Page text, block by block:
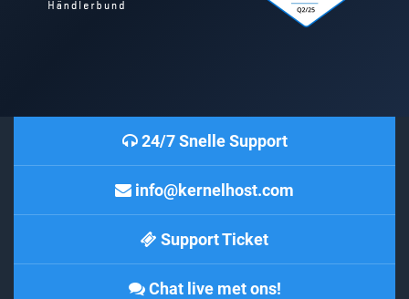
24/7 Snelle Support
info@kernelhost.com
Support Ticket
Chat live met ons!